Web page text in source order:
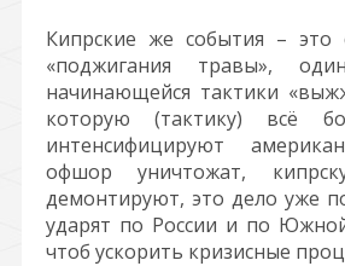
Кипрские же события – это
«поджигания травы»,
начинающейся тактики
которую (тактику) всё
интенсифицируют
офшор уничтожат,
демонтируют, это дело уже
ударят по России и по
чтоб ускорить кризисные